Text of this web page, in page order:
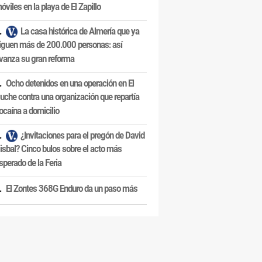
en la playa de El Zapillo
La casa histórica de Almería que ya
más de 200.000 personas: así
su gran reforma
Ocho detenidos en una operación en El
contra una organización que repartía
a domicilio
¿Invitaciones para el pregón de David
Cinco bulos sobre el acto más
de la Feria
El Zontes 368G Enduro da un paso más